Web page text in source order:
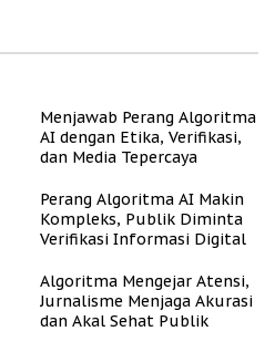
Menjawab Perang Algoritma
AI dengan Etika, Verifikasi,
dan Media Tepercaya
Perang Algoritma AI Makin
Kompleks, Publik Diminta
Verifikasi Informasi Digital
Algoritma Mengejar Atensi,
Jurnalisme Menjaga Akurasi
dan Akal Sehat Publik